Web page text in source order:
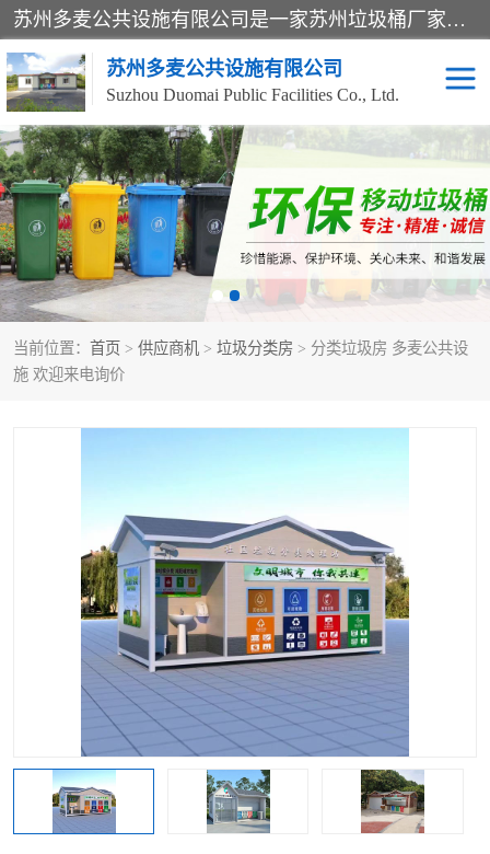
苏州多麦公共设施有限公司是一家苏州垃圾桶厂家，主营：塑料垃圾桶、分类果皮箱、户外园林椅、保安岗亭等产品厂家。全国统一热线电话：17105580222。公司组建完善的团队。设计人员，能根据客户要求，提供适合的设计方案，来满足客户的需求。
苏州多麦公共设施有限公司
Suzhou Duomai Public Facilities Co., Ltd.
当前位置： 首页 > 供应商机 > 垃圾分类房 > 分类垃圾房 多麦公共设
施 欢迎来电询价
办公室脚踩垃圾桶 保安岗亭
分类果皮箱 公园椅
垃圾分类房 塑料垃圾桶
防疫岗亭 吸烟岗亭